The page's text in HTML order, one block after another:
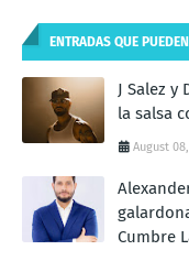
ENTRADAS QUE
J Salez
la salsa
August
Cumbre